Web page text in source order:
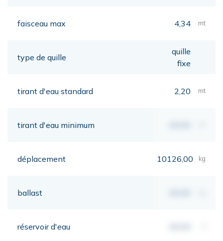
faisceau max 4,34 mt
type de quille
quille
fixe
tirant d'eau standard 2,20 mt
tirant d'eau minimum
déplacement 10126,00 kg
ballast
réservoir d'eau